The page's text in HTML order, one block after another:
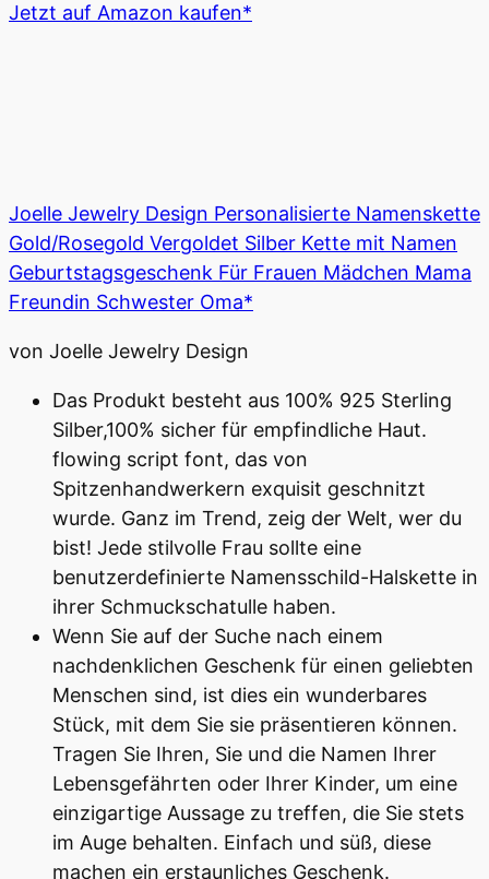
Jetzt auf Amazon kaufen*
Joelle Jewelry Design Personalisierte Namenskette
Gold/Rosegold Vergoldet Silber Kette mit Namen
Geburtstagsgeschenk Für Frauen Mädchen Mama
Freundin Schwester Oma*
von Joelle Jewelry Design
Das Produkt besteht aus 100% 925 Sterling
Silber,100% sicher für empfindliche Haut.
flowing script font, das von
Spitzenhandwerkern exquisit geschnitzt
wurde. Ganz im Trend, zeig der Welt, wer du
bist! Jede stilvolle Frau sollte eine
benutzerdefinierte Namensschild-Halskette in
ihrer Schmuckschatulle haben.
Wenn Sie auf der Suche nach einem
nachdenklichen Geschenk für einen geliebten
Menschen sind, ist dies ein wunderbares
Stück, mit dem Sie sie präsentieren können.
Tragen Sie Ihren, Sie und die Namen Ihrer
Lebensgefährten oder Ihrer Kinder, um eine
einzigartige Aussage zu treffen, die Sie stets
im Auge behalten. Einfach und süß, diese
machen ein erstaunliches Geschenk.